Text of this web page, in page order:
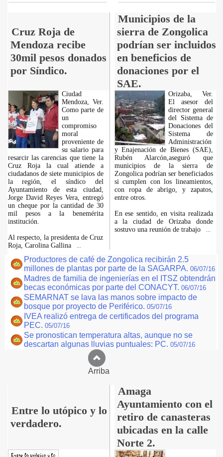
Cruz Roja de
Mendoza recibe
30mil pesos donados
por Síndico.
Municipios de la
sierra de Zongolica
podrían ser incluidos
en beneficios de
donaciones por el
SAE.
Ciudad
Mendoza, Ver.
Como parte de
un
compromiso
moral
proveniente de
su salario para
resarcir las carencias que tiene la
Cruz Roja la cual atiende a
ciudadanos de siete municipios de
la región, el síndico del
Ayuntamiento de esta ciudad,
Jorge David Reyes Vera, entregó
un cheque por la cantidad de 30
mil pesos a la benemérita
institución.
Al respecto, la presidenta de Cruz
Roja, Carolina Gallina
Orizaba, Ver.
El asesor del
director general
del Sistema de
Donaciones del
Sistema de
Administración
y Enajenación de Bienes (SAE),
Rubén Alarcón,aseguró que
municipios de la sierra de
Zongolica podrían ser beneficiados
si cumplen con los lineamientos,
con ropa de abrigo, y zapatos,
entre otros.
En ese sentido, en visita realizada
a la ciudad de Orizaba donde
sostuvo una reunión de trabajo
Productores de café de Zongolica recibirán 2.5
millones de plantas por parte de la SAGARPA. 06/07/16
Madres de familia de ingenierías en el ITSZ obtendrán
becas económicas por parte del CONACYT. 06/07/16
SEMARNAT se lava las manos sobre impacto de
bosque por proyecto de Periférico. 05/07/16
IVEA realizó entrega de certificados del programa
PEC. 05/07/16
Se pronostican temperatura altas, aunque no se
descartan algunas lluvias puntuales: PC. 05/07/16
Arriba
Entre lo utópico y lo
verdadero.
Amaga
Ayuntamiento con el
retiro de canasteras
ubicadas en la calle
Norte 2.